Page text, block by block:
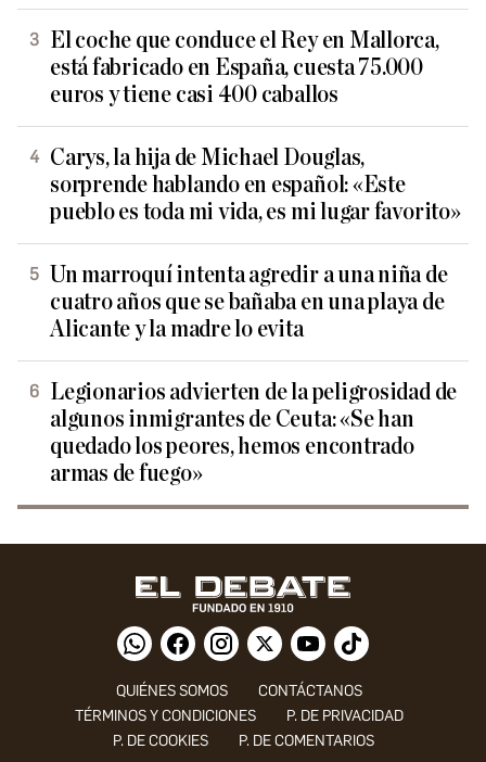
El coche que conduce el Rey en Mallorca,
está fabricado en España, cuesta 75.000
euros y tiene casi 400 caballos
Carys, la hija de Michael Douglas,
sorprende hablando en español: «Este
pueblo es toda mi vida, es mi lugar favorito»
Un marroquí intenta agredir a una niña de
cuatro años que se bañaba en una playa de
Alicante y la madre lo evita
Legionarios advierten de la peligrosidad de
algunos inmigrantes de Ceuta: «Se han
quedado los peores, hemos encontrado
armas de fuego»
QUIÉNES SOMOS
CONTÁCTANOS
TÉRMINOS Y CONDICIONES
P. DE PRIVACIDAD
P. DE COOKIES
P. DE COMENTARIOS